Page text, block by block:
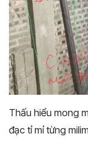
Thấu hiểu mong
đạc tỉ mỉ từng